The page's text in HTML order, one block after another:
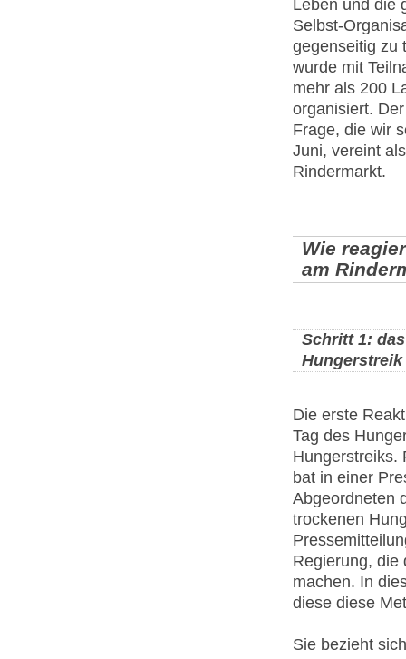
Leben und die
Selbst-
gegenseitig zu
wurde mit
mehr als 200
organisiert.
Frage, die wir
Juni, vereint
Rindermarkt.
Wie
am
Schritt 1:
Die erste
Tag des
Hungerstreiks.
bat in einer
Abgeordneten
trockenen
Regierung, die
machen. In
diese diese
Sie bezieht